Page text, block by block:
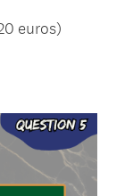
euros)